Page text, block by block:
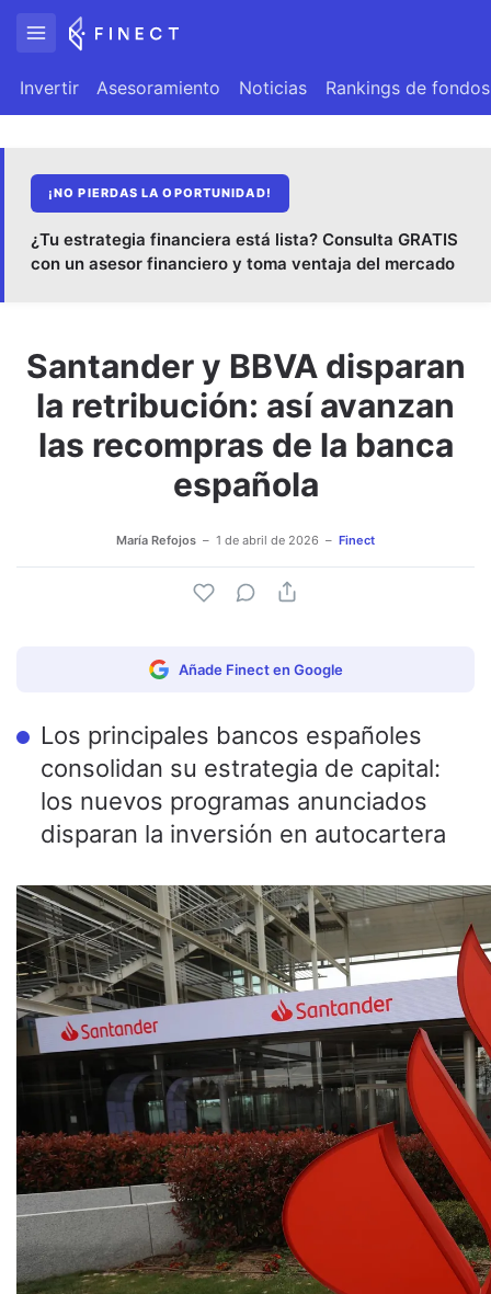
Invertir Asesoramiento Noticias Rankings de fondos
¡NO PIERDAS LA OPORTUNIDAD!
¿Tu estrategia financiera está lista? Consulta GRATIS
con un asesor financiero y toma ventaja del mercado
Santander y BBVA disparan
la retribución: así avanzan
las recompras de la banca
española
María Refojos 1 de abril de 2026 Finect
Añade Finect en Google
Los principales bancos españoles
consolidan su estrategia de capital:
los nuevos programas anunciados
disparan la inversión en autocartera